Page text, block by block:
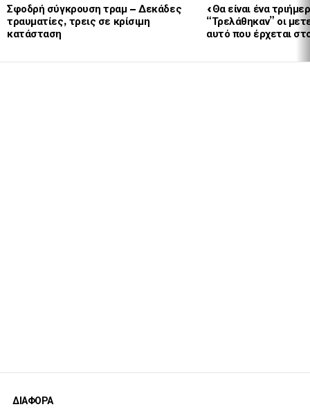
Σφοδρή σύγκρουση τραμ – Δεκάδες
τραυματίες, τρεις σε κρίσιμη
κατάσταση
«Θα είναι ένα
“Τρελάθηκαν” οι
αυτό που έρχεται
ΔΙΑΦΟΡΑ